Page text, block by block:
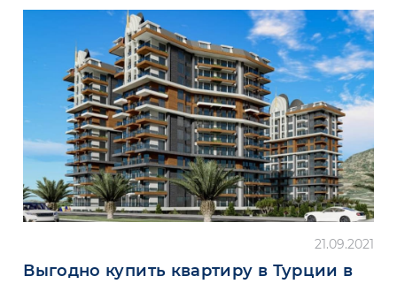
21.09.2021
Выгодно купить квартиру в Турции в